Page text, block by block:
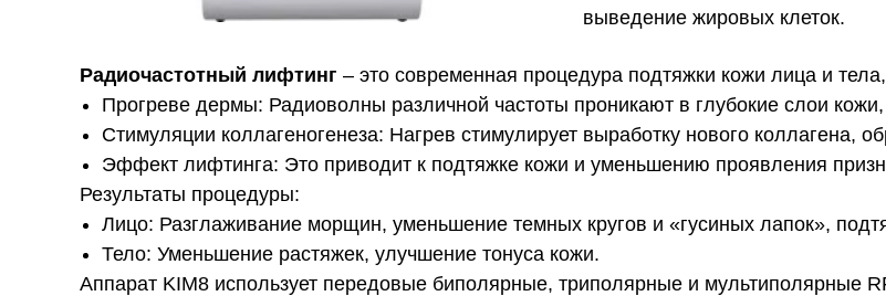
выведение жировых клеток.
Радиочастотный лифтинг – это современная процедура подтяжки кожи лица и
Прогреве дермы: Радиоволны различной частоты проникают в глубокие слои
Стимуляции коллагеногенеза: Нагрев стимулирует выработку нового коллагена,
Эффект лифтинга: Это приводит к подтяжке кожи и уменьшению проявления
Результаты процедуры:
Лицо: Разглаживание морщин, уменьшение темных кругов и «гусиных лапок»,
Тело: Уменьшение растяжек, улучшение тонуса кожи.
Аппарат KIM8 использует передовые биполярные, триполярные и мультиполярные